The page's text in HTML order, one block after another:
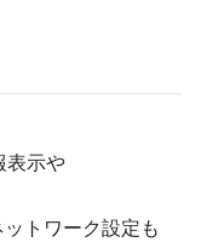
表示や
トワーク設定も